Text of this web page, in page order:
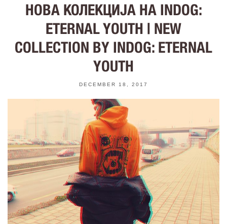
НОВА КОЛЕКЦИЈА НА INDOG:
ETERNAL YOUTH | NEW
COLLECTION BY INDOG: ETERNAL
YOUTH
DECEMBER 18, 2017